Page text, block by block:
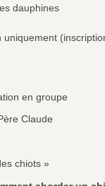
dauphines
en groupe
Claude
chiots »